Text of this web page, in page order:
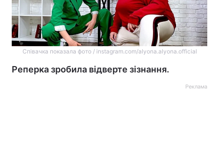
Співачка показала фото / instagram.com/alyona.alyona.official
Реперка зробила відверте зізнання.
Реклама